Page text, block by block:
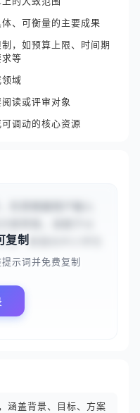
、可衡量的主要成果
，如预算上限、时间期
等
域
读或评审对象
调动的核心资源
发一款面向中小学生
复制
示词并免费复制
涵盖背景、目标、方案